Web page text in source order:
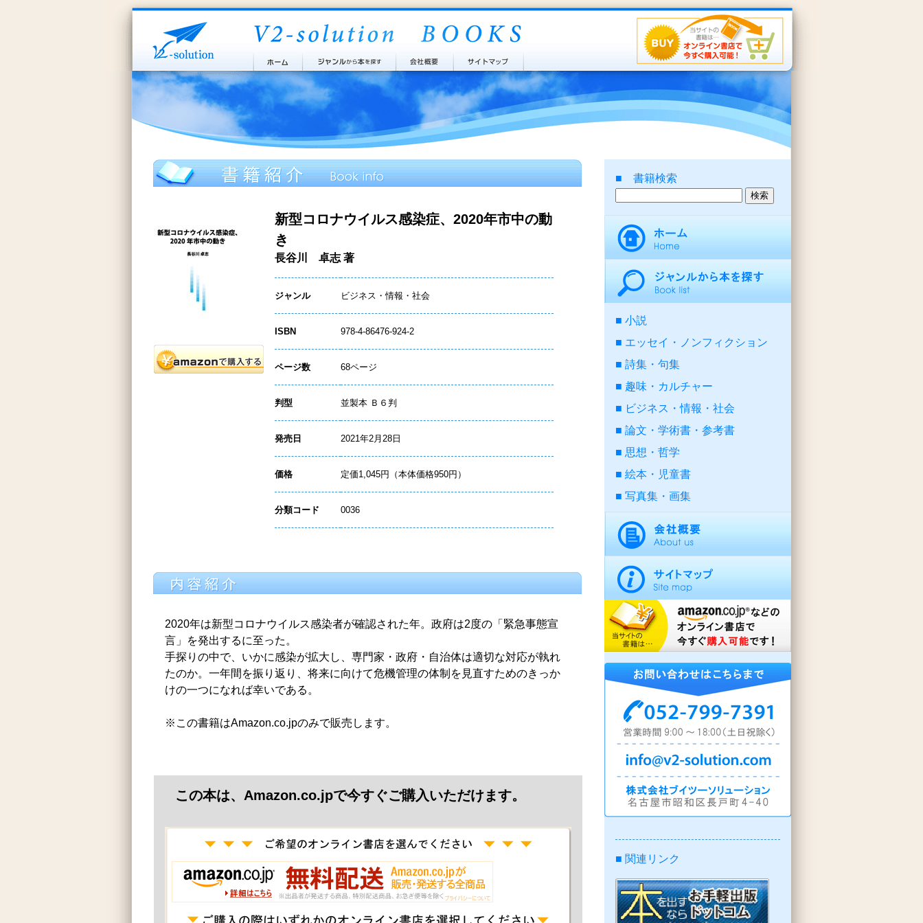
新型コロナウイルス感染症、2020年市中の動
き
長谷川 卓志 著
ジャンル ビジネス・情報・社会
ISBN 978-4-86476-924-2
ページ数 68ページ
判型 並製本 Ｂ６判
発売日 2021年2月28日
価格 定価1,045円（本体価格950円）
分類コード 0036
2020年は新型コロナウイルス感染者が確認された年。政府は2度の「緊急事態宣
言」を発出するに至った。
手探りの中で、いかに感染が拡大し、専門家・政府・自治体は適切な対応が執れ
たのか。一年間を振り返り、将来に向けて危機管理の体制を見直すためのきっか
けの一つになれば幸いである。
※この書籍はAmazon.co.jpのみで販売します。
この本は、Amazon.co.jpで今すぐご購入いただけます。
■ 書籍検索
小説
エッセイ・ノンフィクション
詩集・句集
趣味・カルチャー
ビジネス・情報・社会
論文・学術書・参考書
思想・哲学
絵本・児童書
写真集・画集
■ 関連リンク